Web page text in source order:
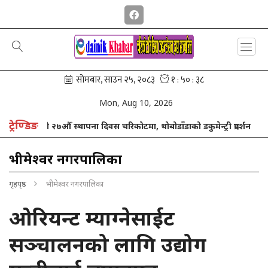
Mon, Aug 10, 2026
ट्रेण्डिङ२७औँ स्थापना दिवस चरिकोटमा, थोबोडाँडाको डकुमेन्ट्री प्रदर्शन
भीमेश्वर नगरपालिका
गृहपृष्ठ भीमेश्वर नगरपालिका
ओरियन्ट म्याग्नेसाईट
सञ्चालनको लागि उद्योग